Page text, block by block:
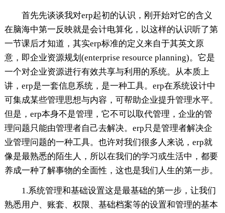
首先先谈谈我对erp起初的认识，刚开始对它的含义
在脑海中第一反映就是会计电算化，以这样的认识听了第
一节课后才知道，其实erp标准的定义来自于其英文原
意，即企业资源规划(enterprise resource planning)。它是
一个对企业资源进行有效共享与利用的系统。从本质上
讲，erp是一套信息系统，是一种工具。erp在系统设计中
可集成某些管理思想与内容，可帮助企业提升管理水平。
但是，erp本身不是管理，它不可以取代管理，企业的管
理问题只能由管理者自己去解决。erp只是管理者解决企
业管理问题的一种工具。也许对我们很多人来说，erp就
像是最熟悉的陌生人，所以在我们的学习或生活中，都要
养成一种了解事物的全面性，这也是我们人生的第一步。
1.系统管理和基础设置这是最基础的第一步，让我们
熟悉用户、账套、权限、基础档案等的设置和管理的基本